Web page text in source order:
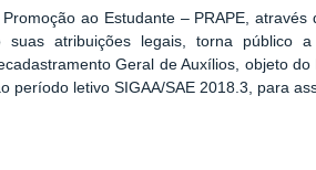
ao Estudante – PRAPE,
suas atribuições legais, torna público
Geral de Auxílios, objeto do
período letivo SIGAA/SAE 2018.3, para